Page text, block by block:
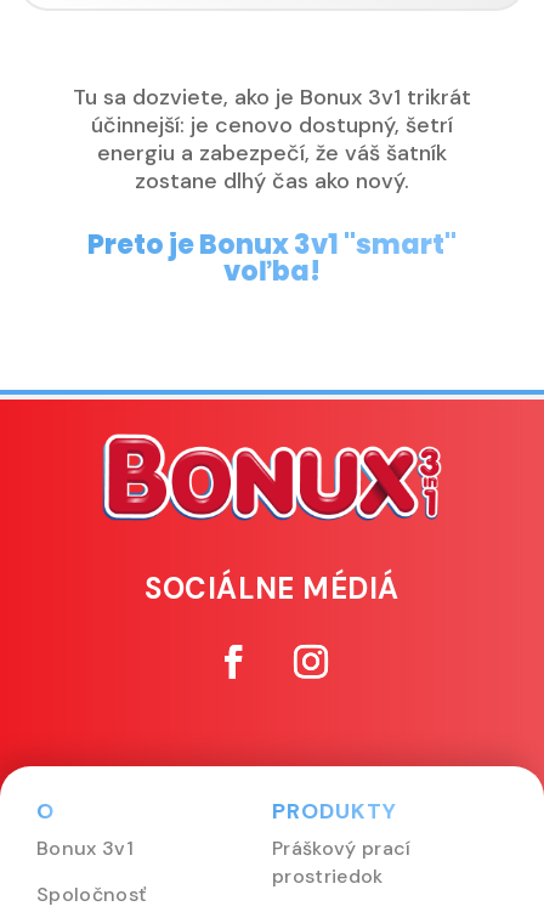
Tu sa dozviete, ako je Bonux 3v1 trikrát
účinnejší: je cenovo dostupný, šetrí
energiu a zabezpečí, že váš šatník
zostane dlhý čas ako nový.
Preto je Bonux 3v1 "smart"
voľba!
SOCIÁLNE MÉDIÁ
O
Bonux 3v1
Spoločnosť
PRODUKTY
Práškový prací
prostriedok